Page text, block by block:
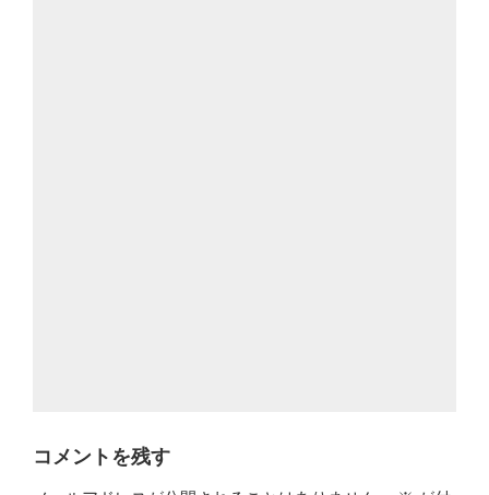
コメントを残す